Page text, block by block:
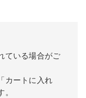
ている場合がご
カートに入れ